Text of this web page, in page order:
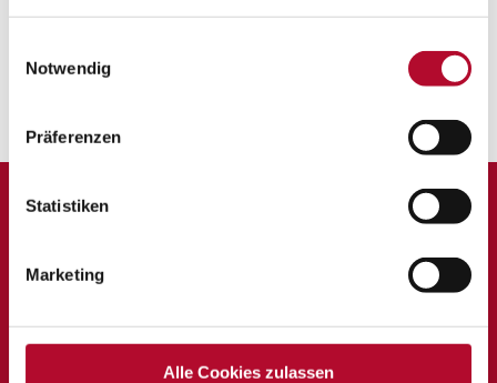
Notwendig
Präferenzen
Statistiken
Marketing
Alle Cookies zulassen
des Vereins für Franziskanische Bildung
Bürozeiten: Mo – Do 8:00 – 12:00 Uhr